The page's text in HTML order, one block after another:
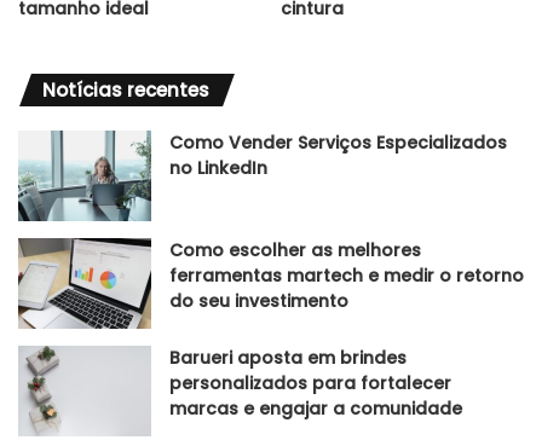
tamanho ideal
cintura
Notícias recentes
Como Vender Serviços Especializados
no LinkedIn
Como escolher as melhores
ferramentas martech e medir o retorno
do seu investimento
Barueri aposta em brindes
personalizados para fortalecer
marcas e engajar a comunidade